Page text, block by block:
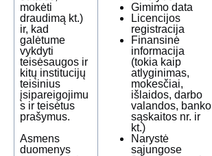
mokėti
draudimą kt.)
ir, kad
galėtume
vykdyti
teisėsaugos ir
kitų institucijų
teisinius
įsipareigojimu
s ir teisėtus
prašymus.
Asmens
duomenys
Gimimo data
Licencijos
registracija
Finansinė
informacija
(tokia kaip
atlyginimas,
mokesčiai,
išlaidos, darbo
valandos, banko
sąskaitos nr. ir
kt.)
Narystė
sąjungose